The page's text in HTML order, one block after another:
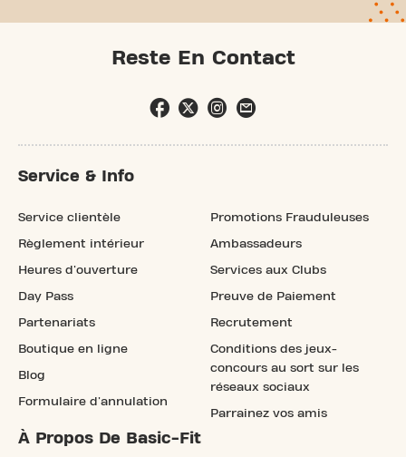
Reste En Contact
Service & Info
Service clientèle
Règlement intérieur
Heures d'ouverture
Day Pass
Partenariats
Boutique en ligne
Blog
Formulaire d'annulation
Promotions Frauduleuses
Ambassadeurs
Services aux Clubs
Preuve de Paiement
Recrutement
Conditions des jeux-
concours au sort sur les
réseaux sociaux
Parrainez vos amis
À Propos De Basic-Fit